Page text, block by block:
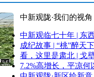
中新观陇·我们的视角
中新观临七十年 | 东
成纪故事 | “桃”醉天
看，这里是肃北 | 戈
7.2%高增长，平凉何